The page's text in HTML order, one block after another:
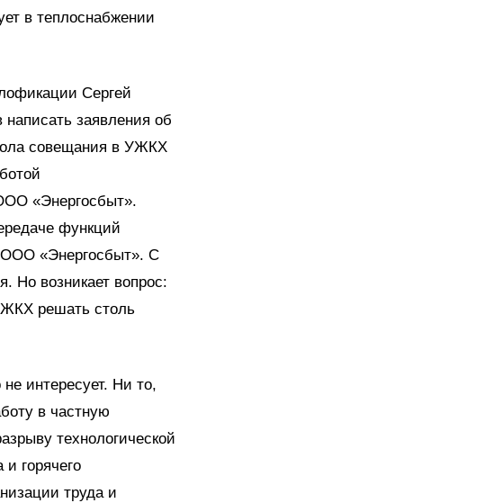
в теплоснабжении
Сергей
заявления об
совещания в УЖКХ
«Энергосбыт».
функций
ООО «Энергосбыт». С
Но возникает вопрос:
ЖКХ решать столь
интересует. Ни то,
в частную
технологической
и горячего
труда и